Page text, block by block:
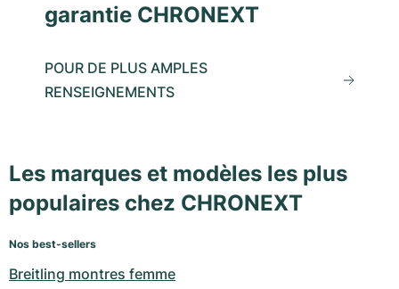
garantie CHRONEXT
POUR DE PLUS AMPLES
RENSEIGNEMENTS
Les marques et modèles les plus
populaires chez CHRONEXT
Nos best-sellers
Breitling montres femme